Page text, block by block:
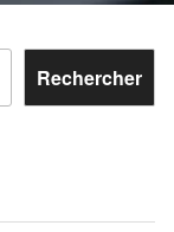
Rechercher